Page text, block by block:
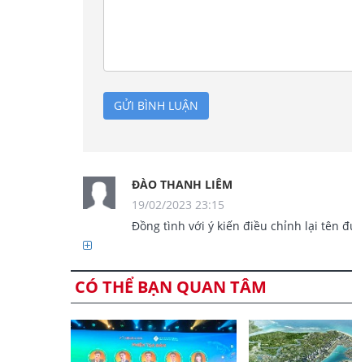
GỬI BÌNH LUẬN
ĐÀO THANH LIÊM
19/02/2023 23:15
CÓ THỂ BẠN QUAN TÂM